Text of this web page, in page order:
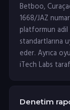
Betboo,
1668/JAZ
platformun adil
standartlarına
eder. Ayrıca
iTech Labs
Denetim